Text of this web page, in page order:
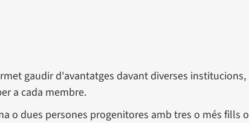
gaudir d'avantatges davant diverses institucions,
a cada membre.
o dues persones progenitores amb tres o més fills o